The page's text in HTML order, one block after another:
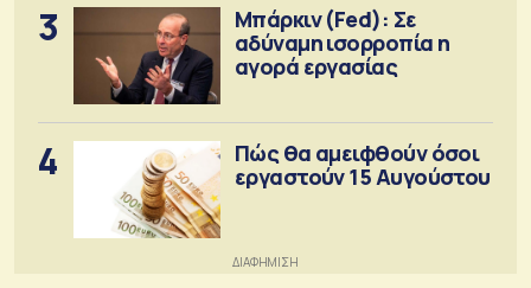
3
Μπάρκιν (Fed): Σε
αδύναμη ισορροπία η
αγορά εργασίας
4
Πώς θα αμειφθούν όσοι
εργαστούν 15 Αυγούστου